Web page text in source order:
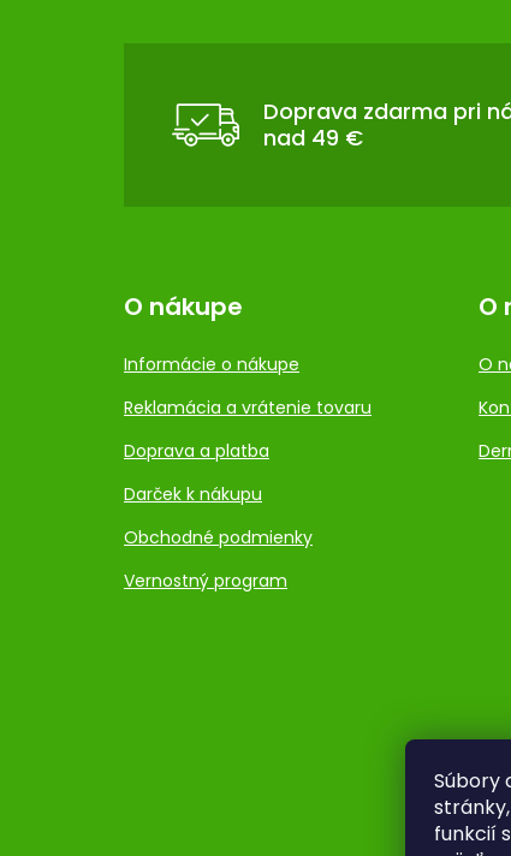
Súbory
funkcií
Doprava zdarma pri
nad 49 €
O nákupe
Informácie o nákupe
Reklamácia a vrátenie tovaru
Doprava a platba
Darček k nákupu
Obchodné podmienky
Vernostný program
O
O